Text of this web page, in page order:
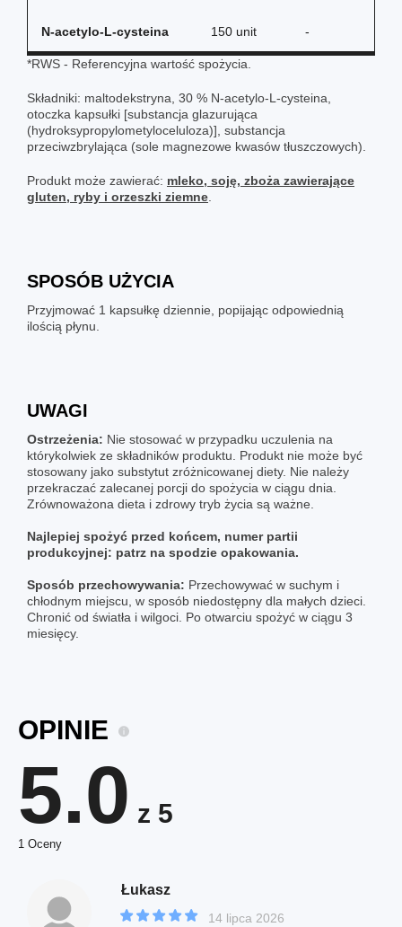
N-acetylo-L-cysteina 150 unit -
*RWS - Referencyjna wartość spożycia.
Składniki: maltodekstryna, 30 % N-acetylo-L-cysteina,
otoczka kapsułki [substancja glazurująca
(hydroksypropylometyloceluloza)], substancja
przeciwzbrylająca (sole magnezowe kwasów tłuszczowych).
Produkt może zawierać: mleko, soję, zboża zawierające
gluten, ryby i orzeszki ziemne
SPOSÓB UŻYCIA
Przyjmować 1 kapsułkę dziennie, popijając odpowiednią
ilością płynu.
UWAGI
Ostrzeżenia: Nie stosować w przypadku uczulenia na
którykolwiek ze składników produktu. Produkt nie może być
stosowany jako substytut zróżnicowanej diety. Nie należy
przekraczać zalecanej porcji do spożycia w ciągu dnia.
Zrównoważona dieta i zdrowy tryb życia są ważne.
Najlepiej spożyć przed końcem, numer partii
produkcyjnej: patrz na spodzie opakowania.
Sposób przechowywania: Przechowywać w suchym i
chłodnym miejscu, w sposób niedostępny dla małych dzieci.
Chronić od światła i wilgoci. Po otwarciu spożyć w ciągu 3
miesięcy.
OPINIE
5.0 z 5
1 Oceny
Łukasz
14 lipca 2026